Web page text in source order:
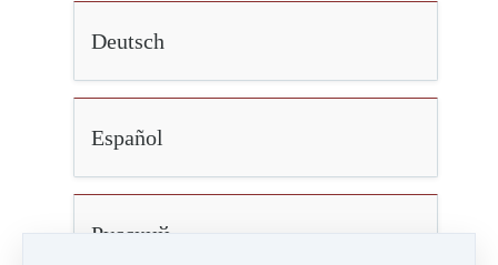
Deutsch
Español
Русский